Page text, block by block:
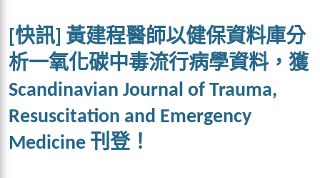
[快訊] 黃建程醫師以健保資料庫分
析一氧化碳中毒流行病學資料，獲
Scandinavian Journal of Trauma,
Resuscitation and Emergency
Medicine 刊登！